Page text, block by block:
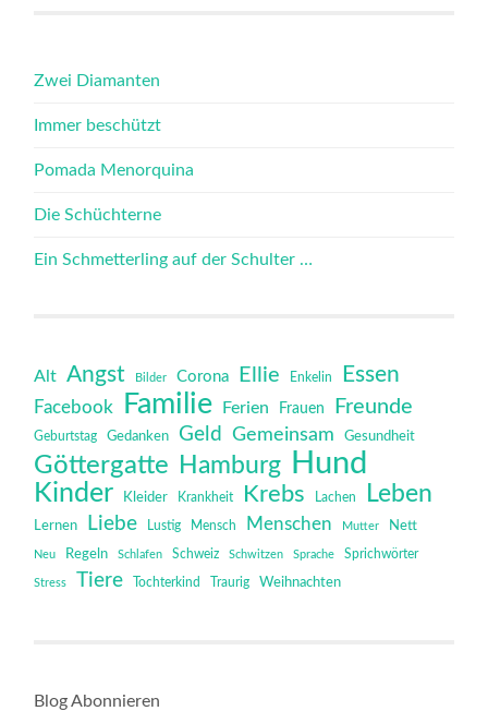
Zwei Diamanten
Immer beschützt
Pomada Menorquina
Die Schüchterne
Ein Schmetterling auf der Schulter …
Alt Angst Bilder Corona Ellie Enkelin Essen
Facebook Familie Ferien Frauen Freunde
Geburtstag Gedanken Geld Gemeinsam Gesundheit
Göttergatte Hamburg Hund
Kinder Kleider Krankheit Krebs Lachen Leben
Lernen Liebe Lustig Mensch Menschen Mutter Nett
Neu Regeln Schlafen Schweiz Schwitzen Sprache Sprichwörter
Stress Tiere Tochterkind Traurig Weihnachten
Blog Abonnieren